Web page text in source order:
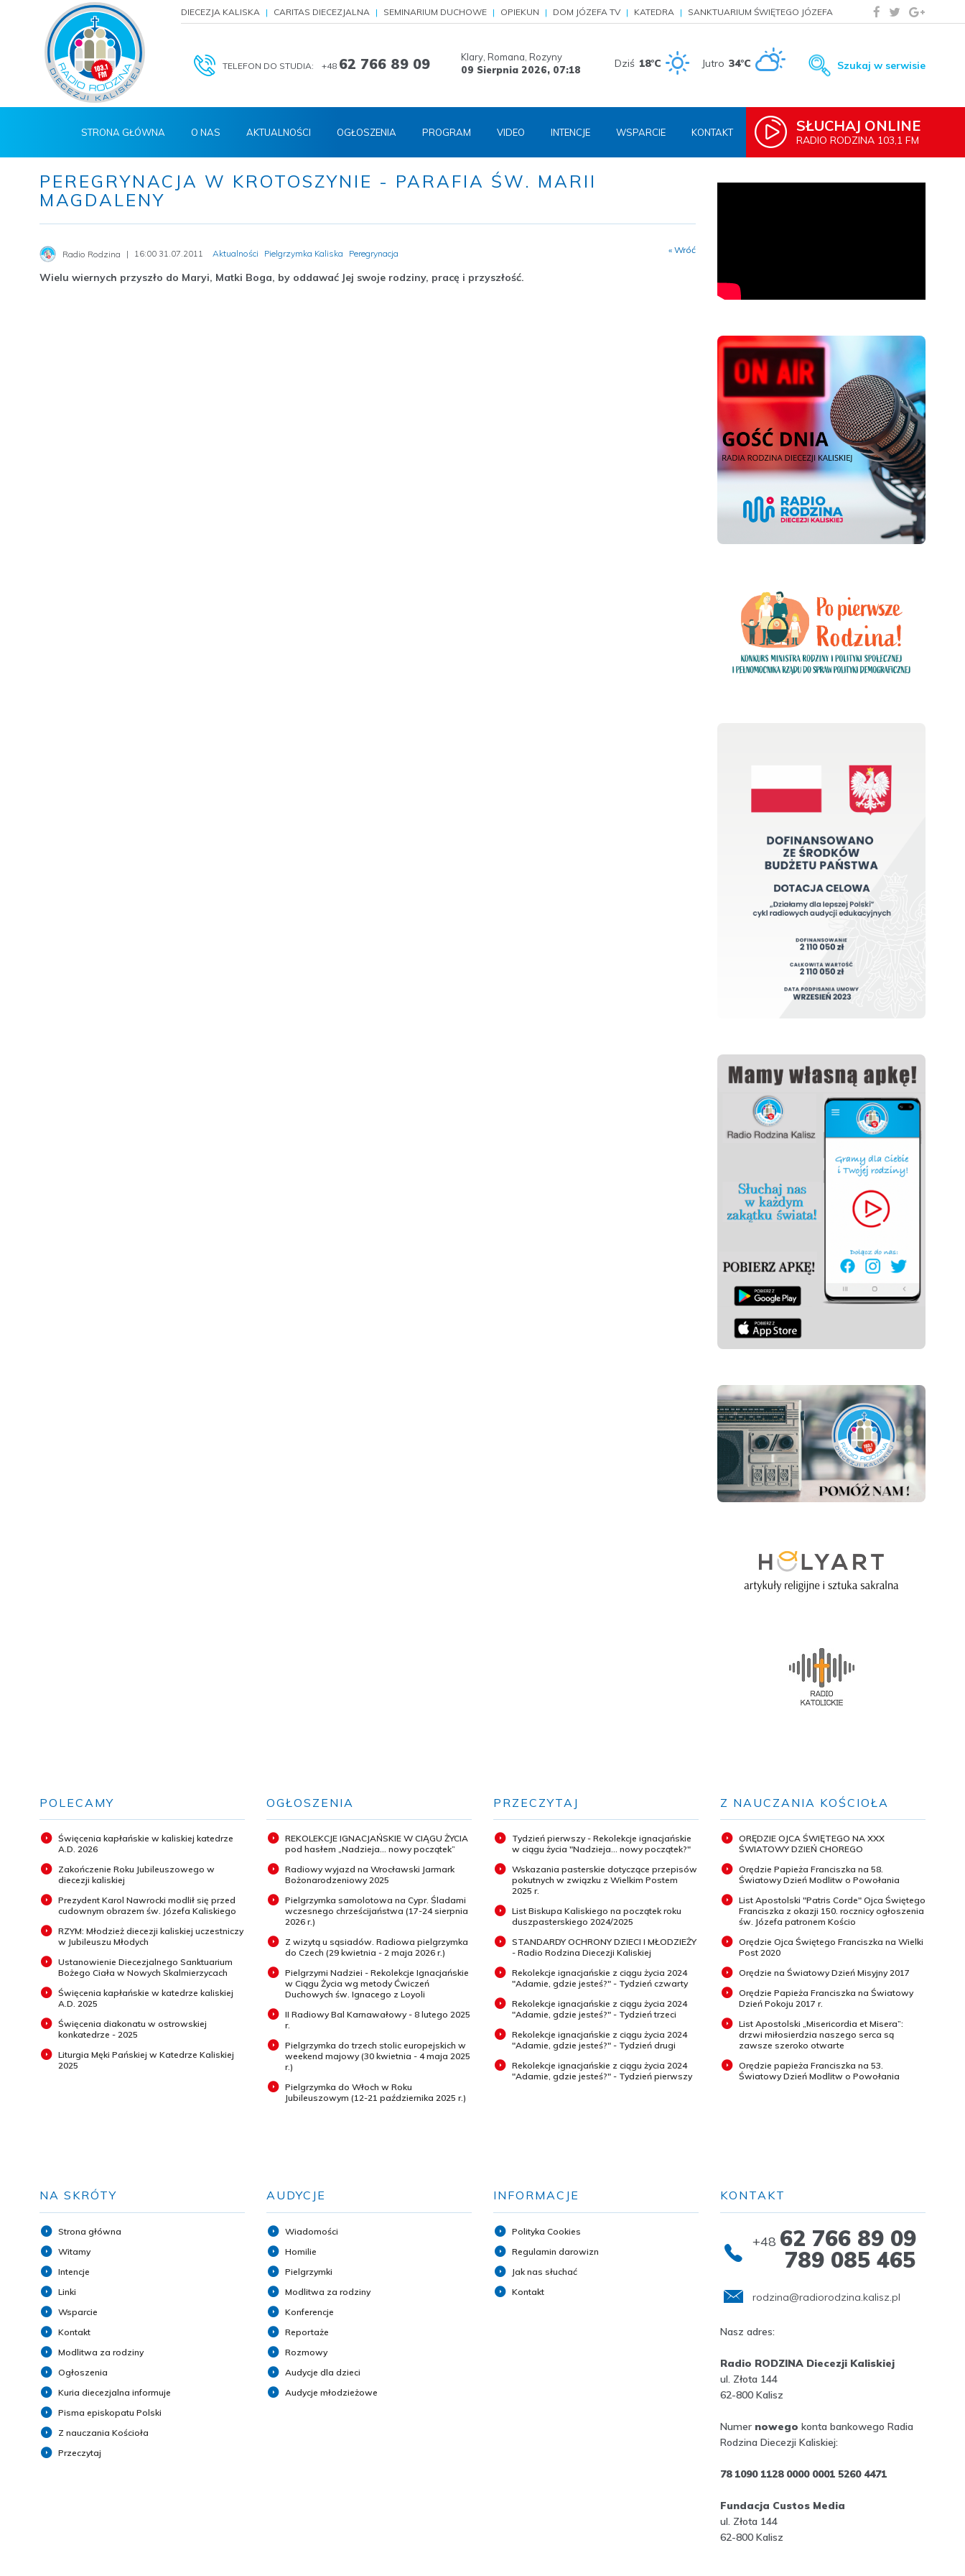
DIECEZJA KALISKA CARITAS DIECEZJALNA SEMINARIUM DUCHOWE OPIEKUN DOM JÓZEFA TV KATEDRA SANKTUARIUM ŚWIĘTEGO JÓZEFA
TELEFON DO STUDIA: +48 62 766 89 09
Klary, Romana, Rozyny
09 Sierpnia 2026, 07:18 Dziś 18°C Jutro 34°C Szukaj w serwisie
SŁUCHAJ ONLINE
RADIO RODZINA 103,1 FM
STRONA GŁÓWNA O NAS AKTUALNOŚCI OGŁOSZENIA PROGRAM VIDEO INTENCJE WSPARCIE KONTAKT
PEREGRYNACJA W KROTOSZYNIE - PARAFIA ŚW. MARII
MAGDALENY
Radio Rodzina 16:00 31.07.2011 Aktualności Pielgrzymka Kaliska Peregrynacja « Wróć
Wielu wiernych przyszło do Maryi, Matki Boga, by oddawać Jej swoje rodziny, pracę i przyszłość.
POLECAMY
Święcenia kapłańskie w kaliskiej katedrze
A.D. 2026
Zakończenie Roku Jubileuszowego w
diecezji kaliskiej
Prezydent Karol Nawrocki modlił się przed
cudownym obrazem św. Józefa Kaliskiego
RZYM: Młodzież diecezji kaliskiej uczestniczy
w Jubileuszu Młodych
Ustanowienie Diecezjalnego Sanktuarium
Bożego Ciała w Nowych Skalmierzycach
Święcenia kapłańskie w katedrze kaliskiej
A.D. 2025
Święcenia diakonatu w ostrowskiej
konkatedrze - 2025
Liturgia Męki Pańskiej w Katedrze Kaliskiej
2025
OGŁOSZENIA
REKOLEKCJE IGNACJAŃSKIE W CIĄGU ŻYCIA
pod hasłem „Nadzieja... nowy początek”
Radiowy wyjazd na Wrocławski Jarmark
Bożonarodzeniowy 2025
Pielgrzymka samolotowa na Cypr. Śladami
wczesnego chrześcijaństwa (17-24 sierpnia
2026 r.)
Z wizytą u sąsiadów. Radiowa pielgrzymka
do Czech (29 kwietnia - 2 maja 2026 r.)
Pielgrzymi Nadziei - Rekolekcje Ignacjańskie
w Ciągu Życia wg metody Ćwiczeń
Duchowych św. Ignacego z Loyoli
II Radiowy Bal Karnawałowy - 8 lutego 2025
r.
Pielgrzymka do trzech stolic europejskich w
weekend majowy (30 kwietnia - 4 maja 2025
r.)
Pielgrzymka do Włoch w Roku
Jubileuszowym (12-21 października 2025 r.)
PRZECZYTAJ
Tydzień pierwszy - Rekolekcje ignacjańskie
w ciągu życia "Nadzieja... nowy początek?"
Wskazania pasterskie dotyczące przepisów
pokutnych w związku z Wielkim Postem
2025 r.
List Biskupa Kaliskiego na początek roku
duszpasterskiego 2024/2025
STANDARDY OCHRONY DZIECI I MŁODZIEŻY
- Radio Rodzina Diecezji Kaliskiej
Rekolekcje ignacjańskie z ciągu życia 2024
"Adamie, gdzie jesteś?" - Tydzień czwarty
Rekolekcje ignacjańskie z ciągu życia 2024
"Adamie, gdzie jesteś?" - Tydzień trzeci
Rekolekcje ignacjańskie z ciągu życia 2024
"Adamie, gdzie jesteś?" - Tydzień drugi
Rekolekcje ignacjańskie z ciągu życia 2024
"Adamie, gdzie jesteś?" - Tydzień pierwszy
Z NAUCZANIA KOŚCIOŁA
ORĘDZIE OJCA ŚWIĘTEGO NA XXX
ŚWIATOWY DZIEŃ CHOREGO
Orędzie Papieża Franciszka na 58.
Światowy Dzień Modlitw o Powołania
List Apostolski "Patris Corde" Ojca Świętego
Franciszka z okazji 150. rocznicy ogłoszenia
św. Józefa patronem Kościo
Orędzie Ojca Świętego Franciszka na Wielki
Post 2020
Orędzie na Światowy Dzień Misyjny 2017
Orędzie Papieża Franciszka na Światowy
Dzień Pokoju 2017 r.
List Apostolski „Misericordia et Misera”:
drzwi miłosierdzia naszego serca są
zawsze szeroko otwarte
Orędzie papieża Franciszka na 53.
Światowy Dzień Modlitw o Powołania
NA SKRÓTY
Strona główna
Witamy
Intencje
Linki
Wsparcie
Kontakt
Modlitwa za rodziny
Ogłoszenia
Kuria diecezjalna informuje
Pisma episkopatu Polski
Z nauczania Kościoła
Przeczytaj
AUDYCJE
Wiadomości
Homilie
Pielgrzymki
Modlitwa za rodziny
Konferencje
Reportaże
Rozmowy
Audycje dla dzieci
Audycje młodzieżowe
INFORMACJE
Polityka Cookies
Regulamin darowizn
Jak nas słuchać
Kontakt
KONTAKT
+48 62 766 89 09
789 085 465
rodzina@radiorodzina.kalisz.pl
Nasz adres:
Radio RODZINA Diecezji Kaliskiej
ul. Złota 144
62-800 Kalisz
Numer nowego konta bankowego Radia
Rodzina Diecezji Kaliskiej:
78 1090 1128 0000 0001 5260 4471
Fundacja Custos Media
ul. Złota 144
62-800 Kalisz